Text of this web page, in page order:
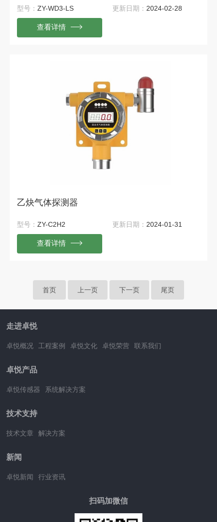
线RS485串行通信布线与主控系统配套使用
型号： ZY-WD3-LS 更新日期： 2024-02-28
查看详情
乙炔气体探测器
型号： ZY-C2H2 更新日期： 2024-01-31
查看详情
首页 上一页 下一页 尾页
走进卓悦
卓悦概况 工程案例 卓悦文化 卓悦荣营 联系我们
卓悦产品
卓悦传感器 系统解决方案
技术支持
技术文章 解决方案
新闻
卓悦新闻 行业资讯
扫码加微信